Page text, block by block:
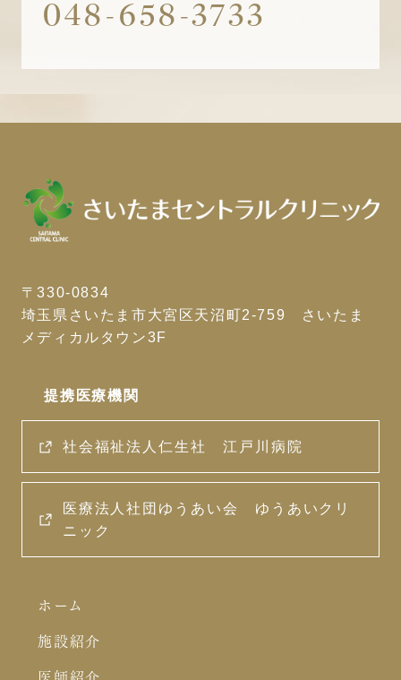
048-658-3733
〒330-0834
埼玉県さいたま市大宮区天沼町2-759 さいたま
メディカルタウン3F
提携医療機関
社会福祉法人仁生社 江戸川病院
医療法人社団ゆうあい会 ゆうあいクリ
ニック
ホーム
施設紹介